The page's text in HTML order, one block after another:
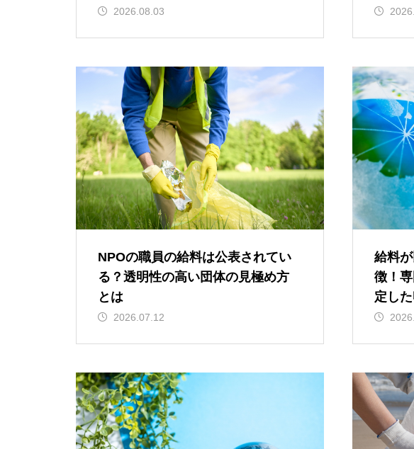
2026.08.03
NPOの職員の給料は公表されてい
る？透明性の高い団体の見極め方
とは
2026.07.12
給料
徴！
定し